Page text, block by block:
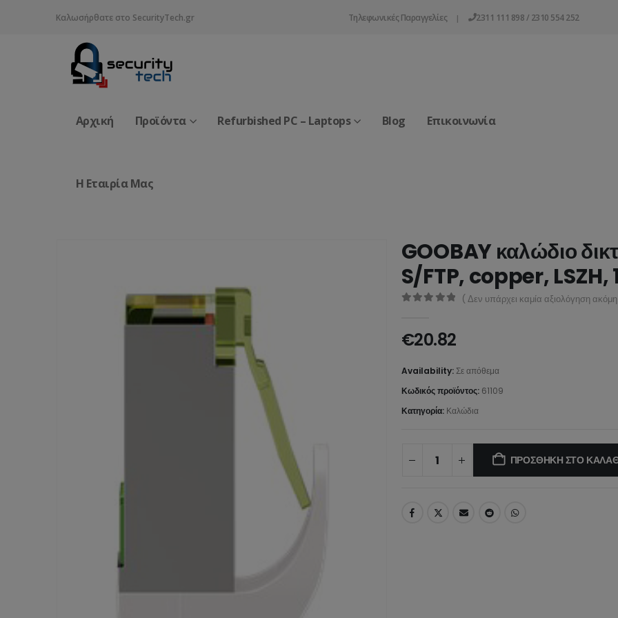
Καλωσήρθατε στο SecurityTech.gr Τηλεφωνικές Παραγγελίες | 2311 111 898 / 2310 554 252
Αρχική Προϊόντα Refurbished PC – Laptops Blog Επικοινωνία
Η Εταιρία Μας
GOOBAY καλώδιο
S/FTP, copper, LSZH,
( Δεν υπάρχει καμία αξιολόγηση
€20.82
Availability:Σε απόθεμα
Κωδικός προϊόντος: 61109
Κατηγορία: Καλώδια
ΠΡΟΣΘΉΚΗ ΣΤΟ